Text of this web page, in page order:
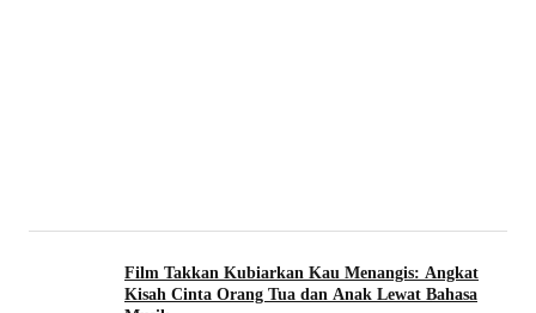
Film Takkan Kubiarkan Kau Menangis: Angkat
Kisah Cinta Orang Tua dan Anak Lewat Bahasa